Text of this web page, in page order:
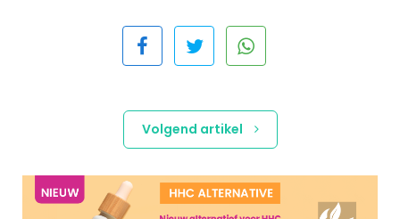
Volgend artikel